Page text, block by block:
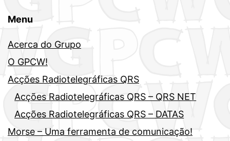
Menu
Acerca do Grupo
O GPCW!
Acções Radiotelegráficas QRS
Acções Radiotelegráficas QRS – QRS NET
Acções Radiotelegráficas QRS – DATAS
Morse – Uma ferramenta de comunicação!